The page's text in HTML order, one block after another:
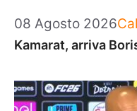
08 Agosto 2026
Kamarat, arriva